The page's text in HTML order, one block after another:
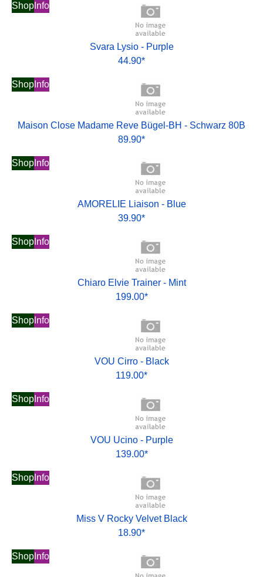
Shop Info
Svara Lysio - Purple
44.90*
Shop Info
Maison Close Madame Reve Bügel-BH - Schwarz 80B
89.90*
Shop Info
AMORELIE Liaison - Blue
39.90*
Shop Info
Chiaro Elvie Trainer - Mint
199.00*
Shop Info
VOU Cirro - Black
119.00*
Shop Info
VOU Ucino - Purple
139.00*
Shop Info
Miss V Rocky Velvet Black
18.90*
Shop Info